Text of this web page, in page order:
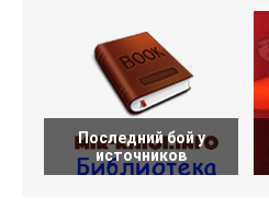
Последний бой у
источников